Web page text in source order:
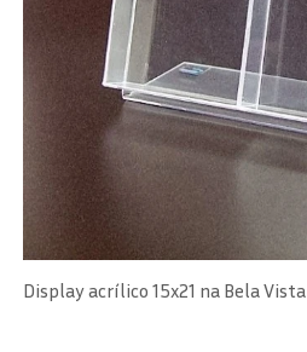
Display acrílico 15x21 na Bela Vista